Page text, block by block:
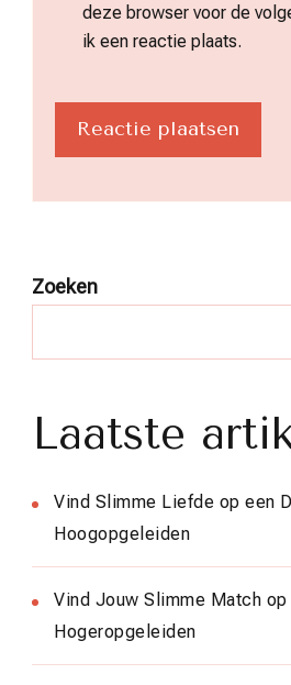
deze browser voor de
ik een reactie plaats.
Zoeken
Laatste
Vind Slimme Liefde op een
Hoogopgeleiden
Vind Jouw Slimme Match
Hogeropgeleiden